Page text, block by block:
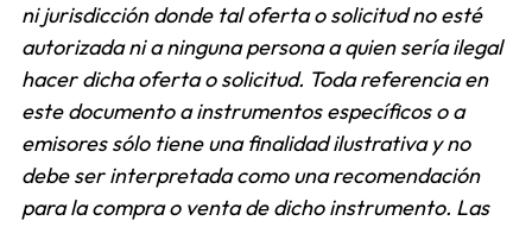
ni jurisdicción donde tal oferta o solicitud no esté
autorizada ni a ninguna persona a quien sería ilegal
hacer dicha oferta o solicitud. Toda referencia en
este documento a instrumentos específicos o a
emisores sólo tiene una finalidad ilustrativa y no
debe ser interpretada como una recomendación
para la compra o venta de dicho instrumento. Las